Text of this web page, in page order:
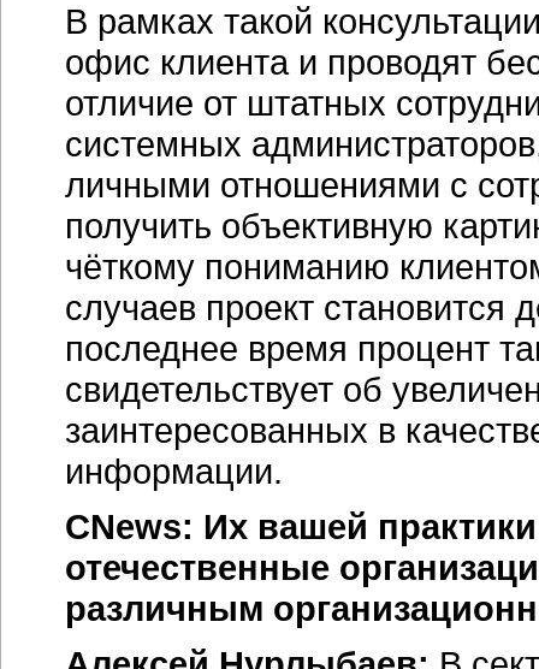
В рамках такой
офис клиента и проводят
отличие от штатных
системных
личными отношениями с
получить объективную
чёткому пониманию
случаев проект становится
последнее время процент
свидетельствует об
заинтересованных в
информации.
CNews: Их вашей
отечественные
различным